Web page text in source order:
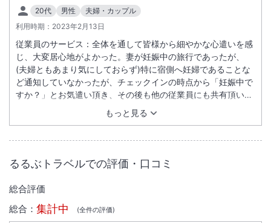
【利用時間】12:00NOON～翌12:00NOON（最大24時間）
【料金】2月～9月：3,000円、10月～1月：6,000円
【キャンセルチャージ】前日10:00P.M.～当日12:00NOON 50%、当日
12:00NOON以降 100%
※事前予約制（有料）です。ご予約希望の場合はご到着日2日前までに
ホテルまでご連絡ください。
※予約状況によってはご利用いただけない場合がございますので、予め
ご了承くださいませ。
20代 男性
夫婦・カップル
利用時期： 2023年2月13日
もっと見る
従業員のサービス：全体を通して皆様から細やかな心遣いを感
じ、大変居心地がよかった。妻が妊娠中の旅行であったが、
(夫婦ともあまり気にしておらず)特に宿側へ妊婦であることな
ど通知していなかったが、チェックインの時点から「妊娠中で
すか？」とお気遣い頂き、その後も他の従業員にも共有頂いて
いたのか、宿内での様々なサービスを受ける際に都度お気遣い
頂き助かった。 お部屋：広さや施設の品質ともに申し分なく、
るるぶトラベルでの評価・口コミ
総合評価
総合： 集計中 (全件の評価)